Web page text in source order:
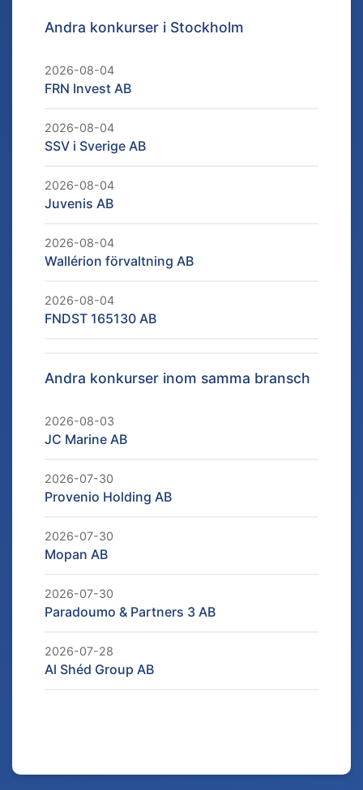
Andra konkurser i Stockholm
2026-08-04
FRN Invest AB
2026-08-04
SSV i Sverige AB
2026-08-04
Juvenis AB
2026-08-04
Wallérion förvaltning AB
2026-08-04
FNDST 165130 AB
Andra konkurser inom samma bransch
2026-08-03
JC Marine AB
2026-07-30
Provenio Holding AB
2026-07-30
Mopan AB
2026-07-30
Paradoumo & Partners 3 AB
2026-07-28
Al Shéd Group AB